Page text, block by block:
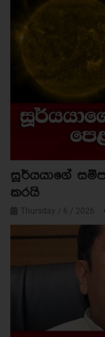
සූර්යයාගේ
කරයි
Thursday / 6 / 2026